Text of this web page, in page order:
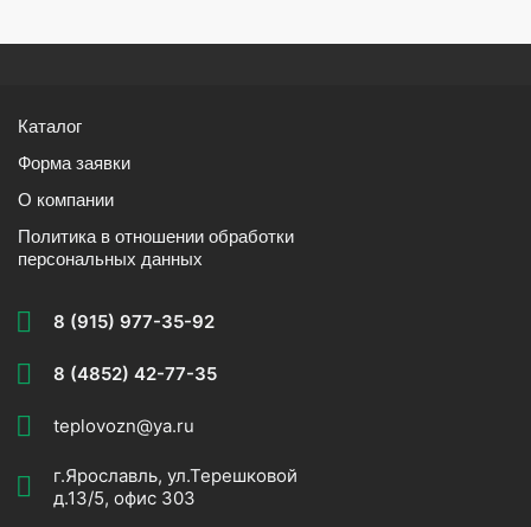
Каталог
Форма заявки
О компании
Политика в отношении обработки
персональных данных
8 (915) 977-35-92
8 (4852) 42-77-35
teplovozn@ya.ru
г.Ярославль, ул.Терешковой
д.13/5, офис 303